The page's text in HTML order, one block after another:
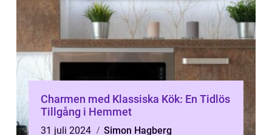
Charmen med Klassiska Kök: En Tidlös
Tillgång i Hemmet
31 juli 2024
Simon Hagberg